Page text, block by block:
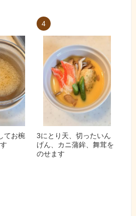
てお椀
4
3にとり天、切ったいん
げん、カニ蒲鉾、舞茸を
のせます